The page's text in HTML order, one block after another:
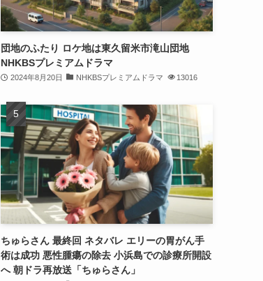
団地のふたり ロケ地は東久留米市滝山団地
NHKBSプレミアムドラマ
2024年8月20日 NHKBSプレミアムドラマ 13016
ちゅらさん 最終回 ネタバレ エリーの胃がん手
術は成功 悪性腫瘍の除去 小浜島での診療所開設
へ 朝ドラ再放送「ちゅらさん」